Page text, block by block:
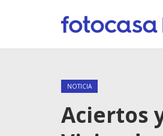
NOTICIA
Aciertos